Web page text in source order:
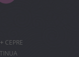
CEPRE